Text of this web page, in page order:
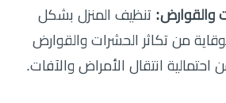
والقوارض: تنظيف المنزل بشكل
من تكاثر الحشرات والقوارض
احتمالية انتقال الأمراض والآفات.